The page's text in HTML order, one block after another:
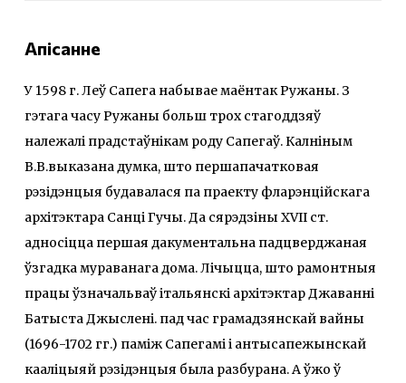
Апісанне
У 1598 г. Леў Сапега набывае маёнтак Ружаны. З
гэтага часу Ружаны больш трох стагоддзяў
належалі прадстаўнікам роду Сапегаў. Калніным
В.В.выказана думка, што першапачатковая
рэзідэнцыя будавалася па праекту фларэнційскага
архітэктара Санці Гучы. Да сярэдзіны XVII ст.
адносіцца першая дакументальна падцверджаная
ўзгадка мураванага дома. Лічыцца, што рамонтныя
працы ўзначальваў італьянскі архітэктар Джаванні
Батыста Джыслені. пад час грамадзянскай вайны
(1696-1702 гг.) паміж Сапегамі і антысапежынскай
кааліцыяй рэзідэнцыя была разбурана. А ўжо ў